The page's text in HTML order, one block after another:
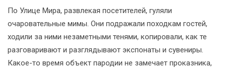
По Улице Мира, развлекая посетителей, гуляли
очаровательные мимы. Они подражали походкам гостей,
ходили за ними незаметными тенями, копировали, как те
разговаривают и разглядывают экспонаты и сувениры.
Какое-то время объект пародии не замечает проказника,